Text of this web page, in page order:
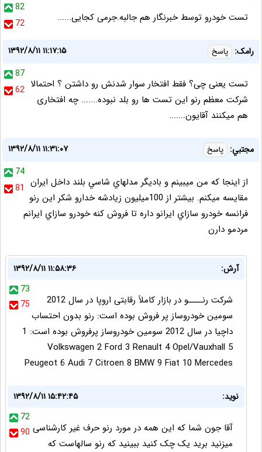
82
72
تست خودرو توسط خبرنگار هم جالبه.جرمی کجایی......
رامک: پاسخ
۱۳۹۲/۸/۱۱ ۱۱:۱۷:۱۵
87
62 تست یعنی چی؟ فقط افتخار سوار شدنش رو داشتن ؟ احتمالا
شرکت معظم رنو این تست ها رو بلد نبوده....... چه افتخاری
هم میکنند آقایون.......
مجتبي: پاسخ
۱۳۹۲/۸/۱۱ ۱۱:۳۱:۰۷
74
81 از اينجا كه من ميبينم و باديگر مدلهاي شاسي بلند داخل ايران
مقايسه ميكنم. بيشتر از 100ميليون زيادشه خدارو شكر اين رنو
فرانسه خودرو سازاي ايرانو داره تا فروش كنه خودرو سازاي ايرانم
مردمو دارن
آرش:
۱۳۹۲/۸/۱۱ ۱۱:۵۸:۳۶
73
75
شرکت رنــــو در بازار کاملاً رقابتی اروپا در سال 2012
سومین خودروساز پر فروش بوده است: رنو بدون احتساب
داچیا در سال 2012 سومین خودروساز پرفروش بوده است: 1
Volkswagen 2 Ford 3 Renault 4 Opel/Vauxhall 5
Peugeot 6 Audi 7 Citroen 8 BMW 9 Fiat 10 Mercedes
نوید:
۱۳۹۲/۸/۱۱ ۱۵:۴۲:۴۵
72
90 آقا جون شما که این همه در مورد رنو حرف غیر کارشناسی
میزنید برید یک چک کنید ببینید که رنو سالهاست که